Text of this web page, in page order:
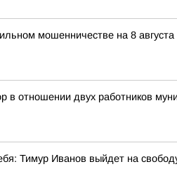
мошенничестве на 8 августа
в отношении двух работников
Тимур Иванов выйдет на